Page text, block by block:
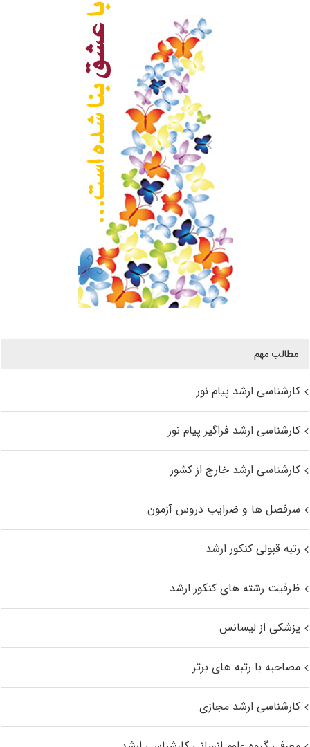
مطالب مهم
کارشناسی ارشد پیام نور
کارشناسی ارشد فراگیر پیام نور
کارشناسی ارشد خارج از کشور
سرفصل ها و ضرایب دروس آزمون
رتبه قبولی کنکور ارشد
ظرفیت رشته های کنکور ارشد
پزشکی از لیسانس
مصاحبه با رتبه های برتر
کارشناسی ارشد مجازی